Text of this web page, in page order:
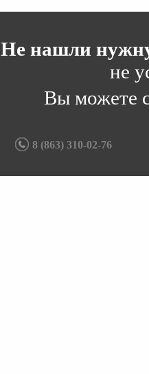
Не нашли
не
Вы можете
8 (863) 310-02-76